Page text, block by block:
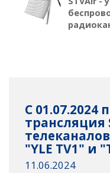
С 01.07.2024
трансляция
телеканалов
"YLE TV1" и
11.06.2024